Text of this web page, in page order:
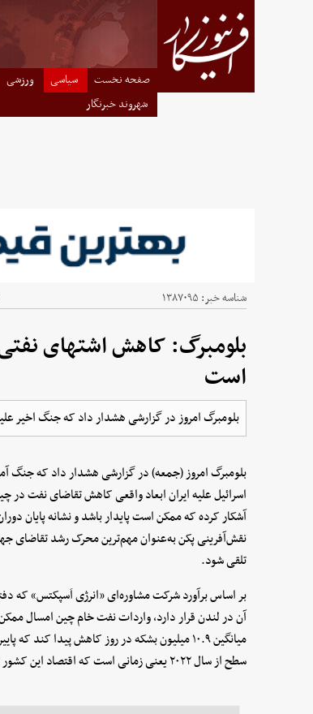
صفحه نخست سیاسی ورزشی
شهروند خبرنگار
شناسه خبر: ۱۳۸۷۰۹۵
بلومبرگ: کاهش اشتهای
است
بلومبرگ امروز در گزارشی هشدار داد که جنگ اخیر
بلومبرگ امروز (جمعه) در گزارشی هشدار داد که جنگ
اسرائیل علیه ایران ابعاد واقعی کاهش تقاضای نفت در
آشکار کرده که ممکن است پایدار باشد و نشانه پایان
نقش‌آفرینی پکن به‌عنوان مهم‌ترین محرک رشد تقاضای
تلقی شود.
بر اساس برآورد شرکت مشاوره‌ای «انرژی اَسپکتس» که
آن در لندن قرار دارد، واردات نفت خام چین امسال
میانگین ۱۰.۹ میلیون بشکه در روز کاهش پیدا کند که
سطح از سال ۲۰۲۲ یعنی زمانی است که اقتصاد این کشور تحت تأثیر قرنطینه‌های ناشی از همه‌گیری کرونا قرار داشت.